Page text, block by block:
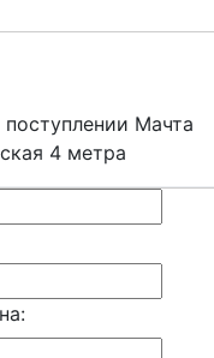
Мачта
4 метра